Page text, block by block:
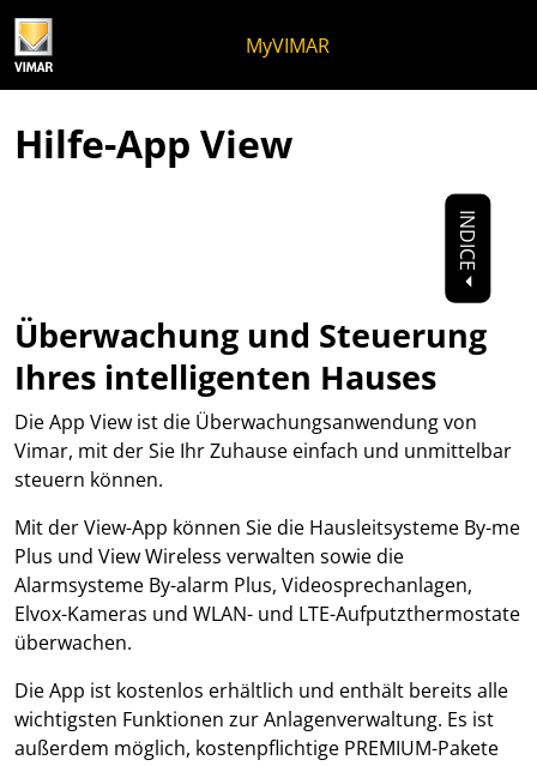
MyVIMAR
Hilfe-App View
INDICE
Überwachung und Steuerung
Ihres intelligenten Hauses
Die App View ist die Überwachungsanwendung von
Vimar, mit der Sie Ihr Zuhause einfach und unmittelbar
steuern können.
Mit der View-App können Sie die Hausleitsysteme By-me
Plus und View Wireless verwalten sowie die
Alarmsysteme By-alarm Plus, Videosprechanlagen,
Elvox-Kameras und WLAN- und LTE-Aufputzthermostate
überwachen.
Die App ist kostenlos erhältlich und enthält bereits alle
wichtigsten Funktionen zur Anlagenverwaltung. Es ist
außerdem möglich, kostenpflichtige PREMIUM-Pakete